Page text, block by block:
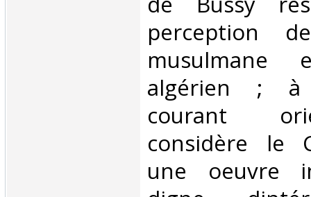
perception
algérien ; à
courant
considère le
une oeuvre